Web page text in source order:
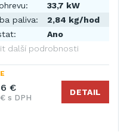
33,7 kW
paliva:
2,84 kg/hod
Ano
další podrobnosti
€
s DPH
DETAIL